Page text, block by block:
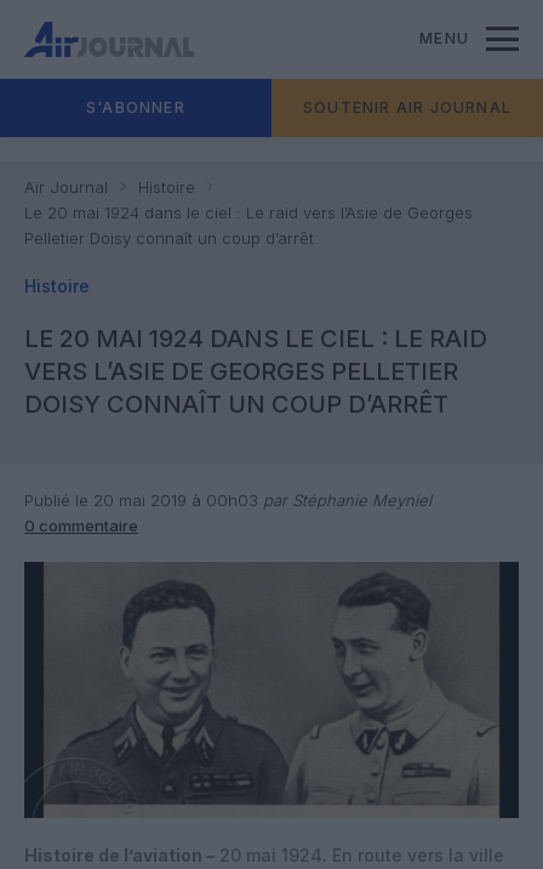
MENU
S'ABONNER SOUTENIR AIR JOURNAL
Air Journal
Histoire
Le 20 mai 1924 dans le ciel : Le raid vers l’Asie de Georges
Pelletier Doisy connaît un coup d’arrêt
Histoire
LE 20 MAI 1924 DANS LE CIEL : LE RAID
VERS L’ASIE DE GEORGES PELLETIER
DOISY CONNAÎT UN COUP D’ARRÊT
Publié le 20 mai 2019 à 00h03 par Stéphanie Meyniel
0 commentaire
Histoire de l’aviation – 20 mai 1924. En route vers la ville